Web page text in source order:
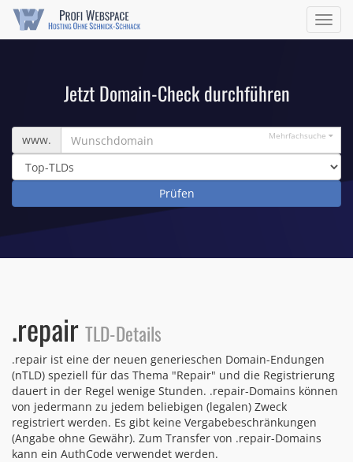
ein/
Jetzt Domain-Check durchführen
Wunschdomain
www. Mehrfachsuche
.repair TLD-Details
.repair ist eine der neuen generieschen Domain-Endungen
(nTLD) speziell für das Thema "Repair" und die Registrierung
dauert in der Regel wenige Stunden. .repair-Domains können
von jedermann zu jedem beliebigen (legalen) Zweck
registriert werden. Es gibt keine Vergabebeschränkungen
(Angabe ohne Gewähr). Zum Transfer von .repair-Domains
kann ein AuthCode verwendet werden.